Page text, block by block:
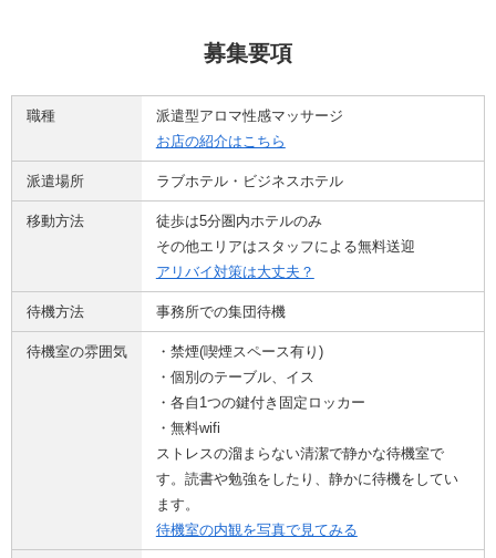
募集要項
職種
派遣型アロマ性感マッサージ
お店の紹介はこちら
派遣場所 ラブホテル・ビジネスホテル
移動方法
徒歩は5分圏内ホテルのみ
その他エリアはスタッフによる無料送迎
アリバイ対策は大丈夫？
待機方法 事務所での集団待機
待機室の雰囲気
・禁煙(喫煙スペース有り)
・個別のテーブル、イス
・各自1つの鍵付き固定ロッカー
・無料wifi
ストレスの溜まらない清潔で静かな待機室で
す。読書や勉強をしたり、静かに待機をしてい
ます。
待機室の内観を写真で見てみる